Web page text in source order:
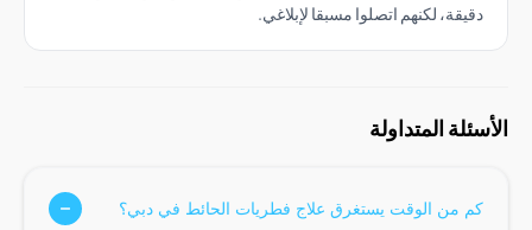
لكنهم اتصلوا مسبقا لإبلاغي.
المتداولة
من الوقت يستغرق علاج فطريات الحائط في دبي؟